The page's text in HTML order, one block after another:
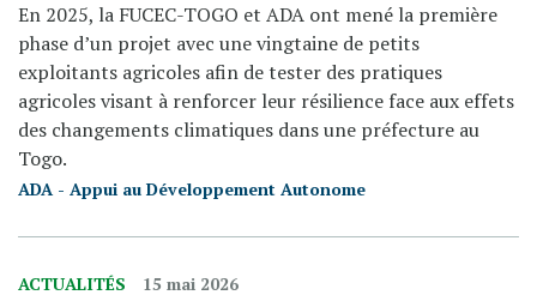
En 2025, la FUCEC-TOGO et ADA ont mené la première
phase d’un projet avec une vingtaine de petits
exploitants agricoles afin de tester des pratiques
agricoles visant à renforcer leur résilience face aux effets
des changements climatiques dans une préfecture au
Togo.
ADA - Appui au Développement Autonome
ACTUALITÉS 15 mai 2026